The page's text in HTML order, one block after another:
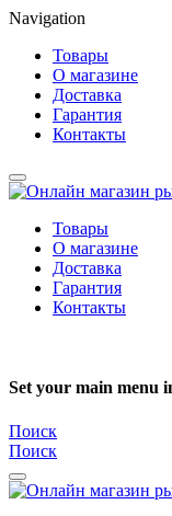
Navigation
Товары
О магазине
Доставка
Гарантия
Контакты
Товары
О магазине
Доставка
Гарантия
Контакты
Set your main menu
Поиск
Поиск